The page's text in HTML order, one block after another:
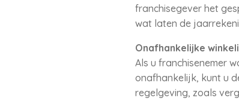
franchisegever het
wat laten de
Onafhankelijke
Als u franchisenemer
onafhankelijk, kunt u
regelgeving, zoals